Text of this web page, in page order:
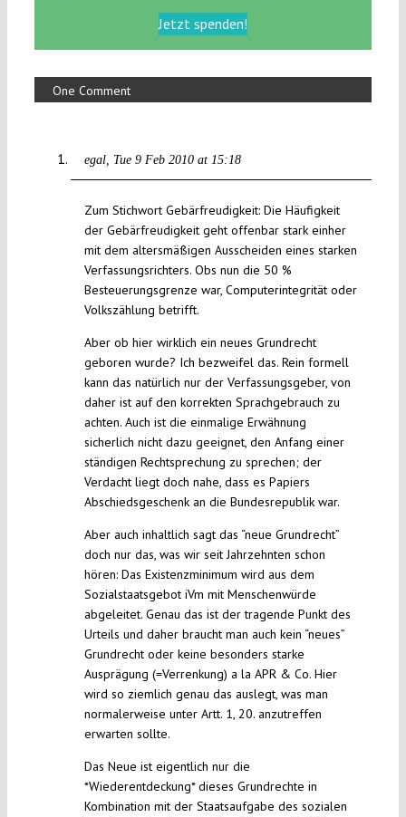
Jetzt spenden!
One Comment
egal Tue 9 Feb 2010 at 15:18
Zum Stichwort Gebärfreudigkeit: Die Häufigkeit
der Gebärfreudigkeit geht offenbar stark einher
mit dem altersmäßigen Ausscheiden eines starken
Verfassungsrichters. Obs nun die 50 %
Besteuerungsgrenze war, Computerintegrität oder
Volkszählung betrifft.
Aber ob hier wirklich ein neues Grundrecht
geboren wurde? Ich bezweifel das. Rein formell
kann das natürlich nur der Verfassungsgeber, von
daher ist auf den korrekten Sprachgebrauch zu
achten. Auch ist die einmalige Erwähnung
sicherlich nicht dazu geeignet, den Anfang einer
ständigen Rechtsprechung zu sprechen; der
Verdacht liegt doch nahe, dass es Papiers
Abschiedsgeschenk an die Bundesrepublik war.
Aber auch inhaltlich sagt das “neue Grundrecht”
doch nur das, was wir seit Jahrzehnten schon
hören: Das Existenzminimum wird aus dem
Sozialstaatsgebot iVm mit Menschenwürde
abgeleitet. Genau das ist der tragende Punkt des
Urteils und daher braucht man auch kein “neues”
Grundrecht oder keine besonders starke
Ausprägung (=Verrenkung) a la APR & Co. Hier
wird so ziemlich genau das auslegt, was man
normalerweise unter Artt. 1, 20. anzutreffen
erwarten sollte.
Das Neue ist eigentlich nur die
*Wiederentdeckung* dieses Grundrechte in
Kombination mit der Staatsaufgabe des sozialen